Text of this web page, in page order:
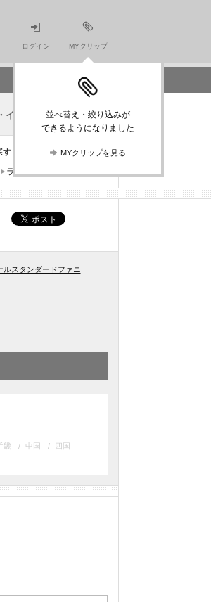
ログイン MYクリップ
並べ替え・絞り込みが
できるようになりました
MYクリップを見る
インテリアニュース
す
デザイナーから探す
ランキングから探す
スタンダードファニ
畿 中国
四国